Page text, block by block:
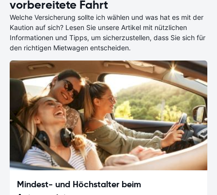
vorbereitete Fahrt
Welche Versicherung sollte ich wählen und was hat es mit der
Kaution auf sich? Lesen Sie unsere Artikel mit nützlichen
Informationen und Tipps, um sicherzustellen, dass Sie sich für
den richtigen Mietwagen entscheiden.
Mindest- und Höchstalter beim